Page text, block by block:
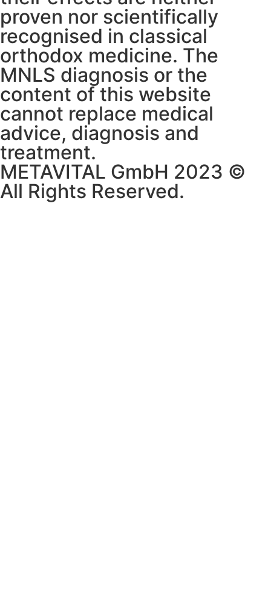
proven nor scientifically
recognised in classical
orthodox medicine. The
MNLS diagnosis or the
content of this website
cannot replace medical
advice, diagnosis and
treatment.
METAVITAL GmbH 2023 ©
All Rights Reserved.